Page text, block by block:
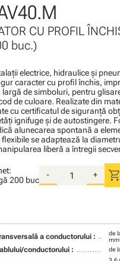
CU PROFIL
buc.)
electrice, hidraulice şi
caracter cu profil închis,
de simboluri, pentru
de culoare. Realizate din
cu certificatul de siguranţă
ignifuge şi de autostingere.
alunecarea spontană a
flexibile se adaptează la
liberă a întregii
200 buc
- + shopping_cart
a conductorului :
de
conductorului : de